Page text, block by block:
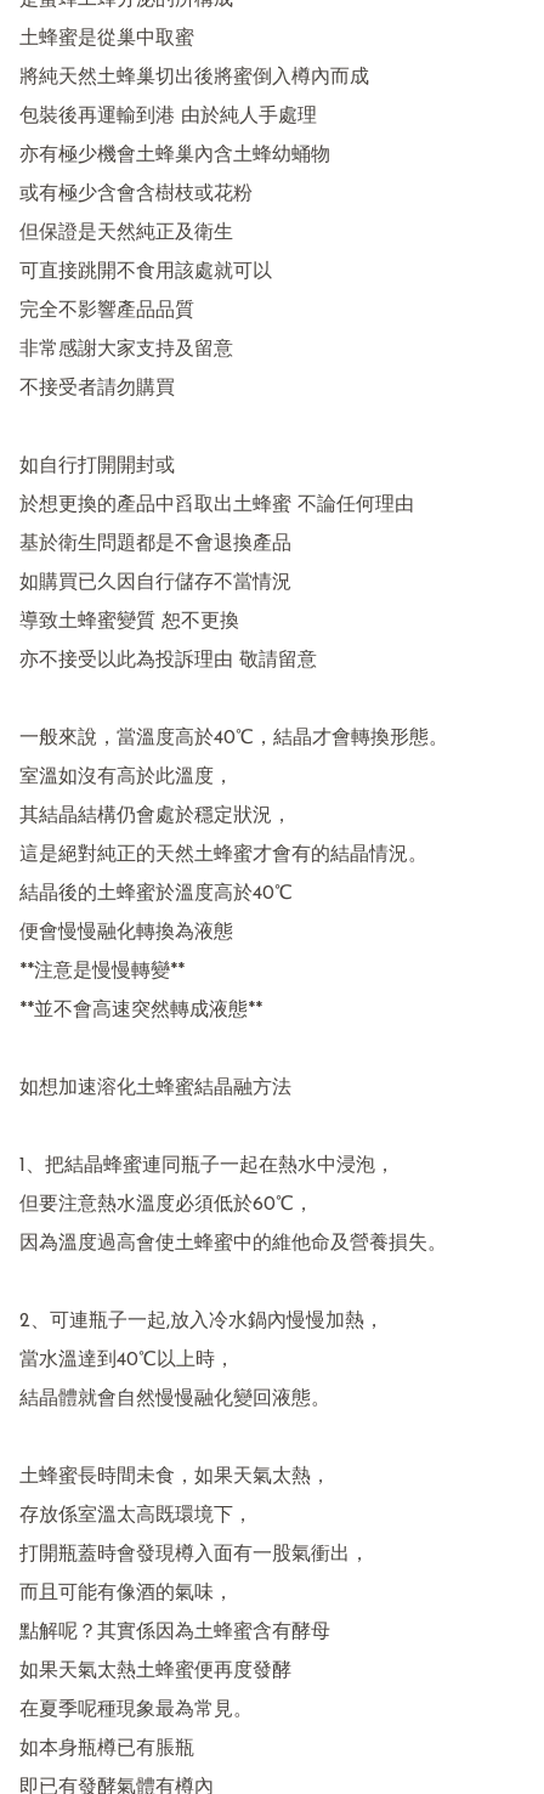
土蜂蜜是從巢中取蜜
將純天然土蜂巢切出後將蜜倒入樽內而成
包裝後再運輸到港 由於純人手處理
亦有極少機會土蜂巢內含土蜂幼蛹物
或有極少含會含樹枝或花粉
但保證是天然純正及衛生
可直接跳開不食用該處就可以
完全不影響產品品質
非常感謝大家支持及留意
不接受者請勿購買
如自行打開開封或
於想更換的產品中舀取出土蜂蜜 不論任何理由
基於衛生問題都是不會退換產品
如購買已久因自行儲存不當情況
導致土蜂蜜變質 恕不更換
亦不接受以此為投訴理由 敬請留意
一般來說，當溫度高於40℃，結晶才會轉換形態。
室溫如沒有高於此溫度，
其結晶結構仍會處於穩定狀況，
這是絕對純正的天然土蜂蜜才會有的結晶情況。
結晶後的土蜂蜜於溫度高於40℃
便會慢慢融化轉換為液態
**注意是慢慢轉變**
**並不會高速突然轉成液態**
如想加速溶化土蜂蜜結晶融方法
1、把結晶蜂蜜連同瓶子一起在熱水中浸泡，
但要注意熱水溫度必須低於60℃，
因為溫度過高會使土蜂蜜中的維他命及營養損失。
2、可連瓶子一起,放入冷水鍋內慢慢加熱，
當水溫達到40℃以上時，
結晶體就會自然慢慢融化變回液態。
土蜂蜜長時間未食，如果天氣太熱，
存放係室溫太高既環境下，
打開瓶蓋時會發現樽入面有一股氣衝出，
而且可能有像酒的氣味，
點解呢？其實係因為土蜂蜜含有酵母
如果天氣太熱土蜂蜜便再度發酵
在夏季呢種現象最為常見。
如本身瓶樽已有脹瓶
即已有發酵氣體有樽內